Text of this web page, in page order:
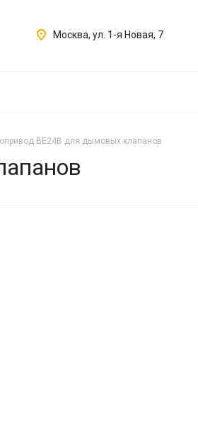
Москва, ул. 1-я Новая, 7
BE24B для дымовых клапанов